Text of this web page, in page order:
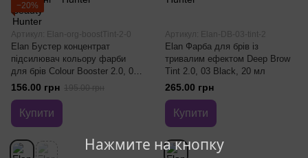
Нажмите на кнопку
−20%
Артикул: Elan-org-boostTint-2-0
Elan Бустер концентрат
підсилювач кольору фарби
для брів Colour Booster 2.0, 07
ORANGE, 10 мл
156.00 грн 195.00 грн
Купити
Артикул: Elan-DB-03-tint-2
Elan Фарба для брів із
тривалим ефектом Deep Brow
Tint 2.0, 03 Black, 20 мл
265.00 грн
Купити